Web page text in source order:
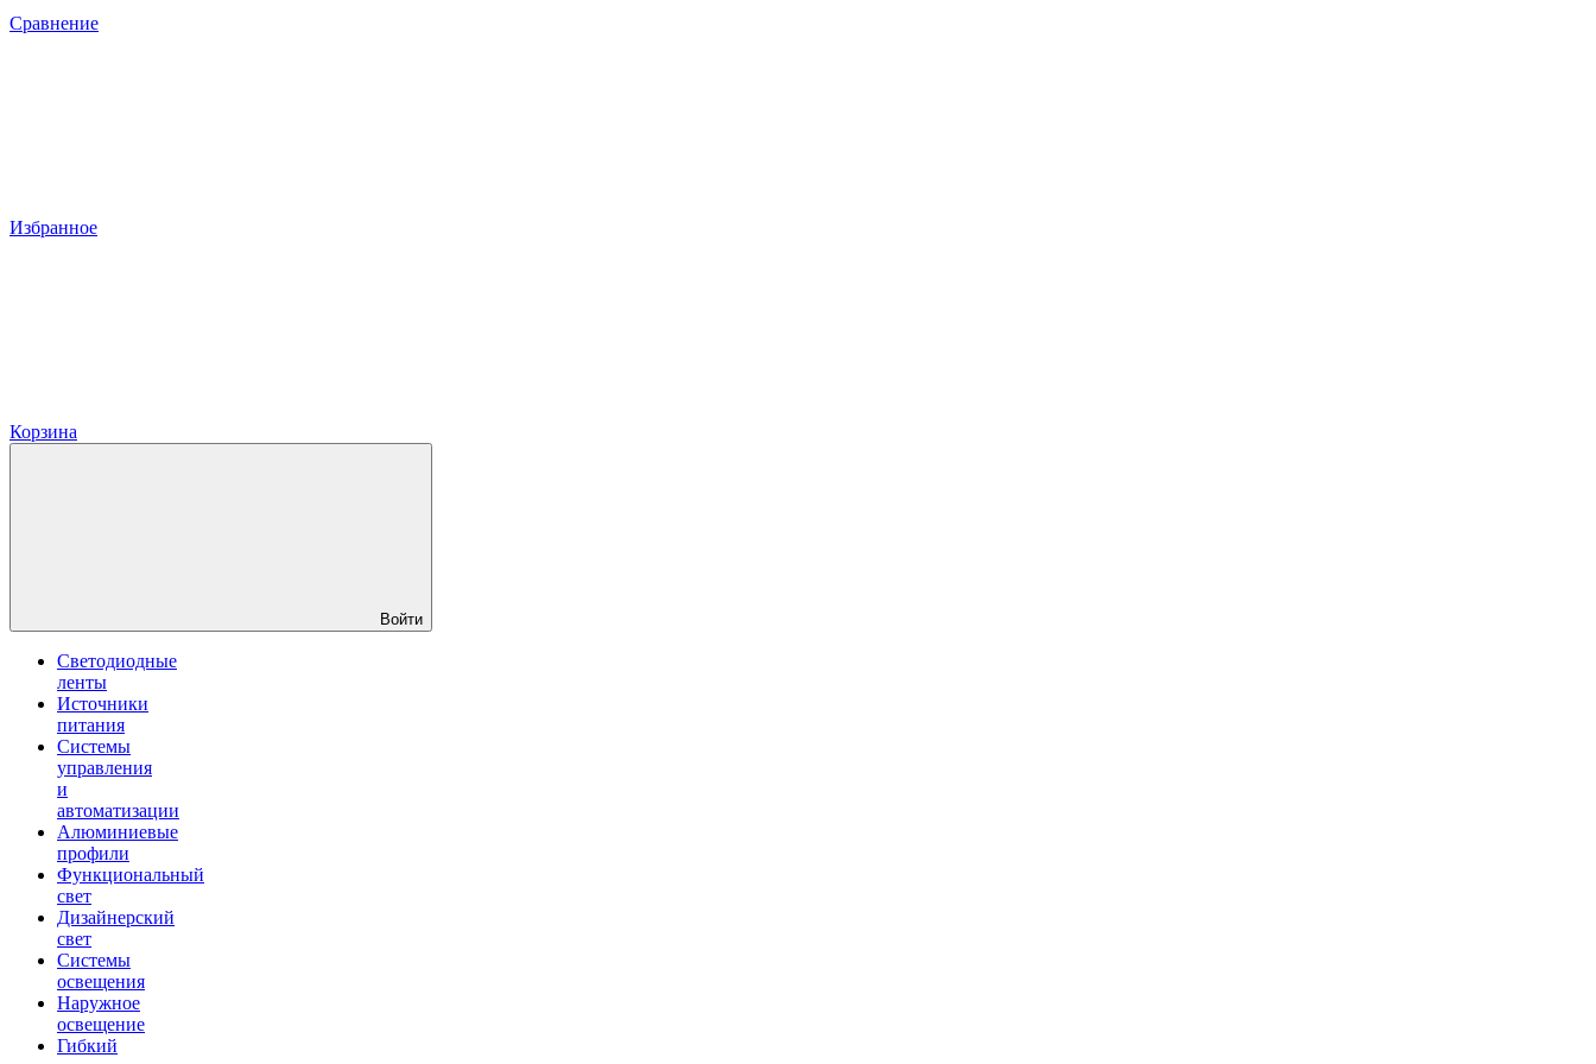
Сравнение
Избранное
Корзина
Войти
Светодиодные
ленты
Источники
питания
Системы
управления
и
автоматизации
Алюминиевые
профили
Функциональный
свет
Дизайнерский
свет
Системы
освещения
Наружное
освещение
Гибкий